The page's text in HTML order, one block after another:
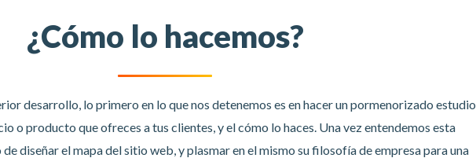
¿Cómo lo hacemos?
desarrollo, lo primero en lo que nos detenemos es en hacer un pormenorizado estudio
o producto que ofreces a tus clientes, y el cómo lo haces. Una vez entendemos esta
diseñar el mapa del sitio web, y plasmar en el mismo su filosofía de empresa para una